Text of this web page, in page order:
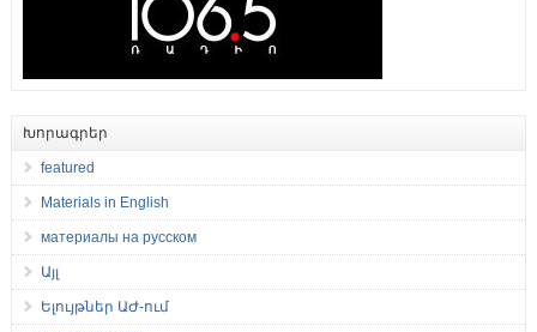
Խորագրեր
featured
Materials in English
материалы на русском
Այլ
Ելույթներ ԱԺ-ում